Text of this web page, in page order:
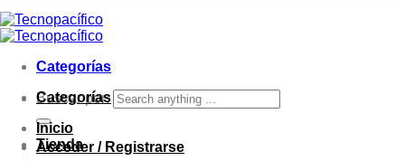
Categorías
Buscar por:
Acceder / Registrarse
Categorías
Inicio
Tienda